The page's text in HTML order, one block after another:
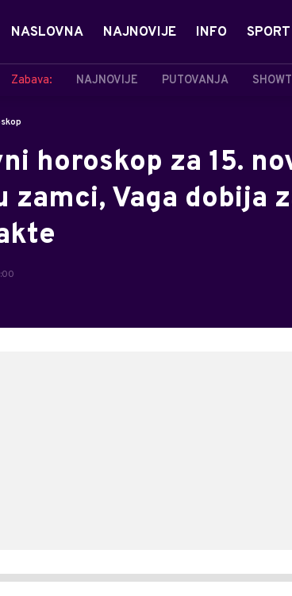
NASLOVNA NAJNOVIJE INFO SPORT
Zabava: NAJNOVIJE PUTOVANJA
horoskop za 15.
zamci, Vaga dobija